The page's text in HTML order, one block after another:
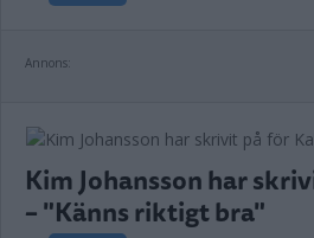
Annons:
Kim Johansson har
– "Känns riktigt bra"